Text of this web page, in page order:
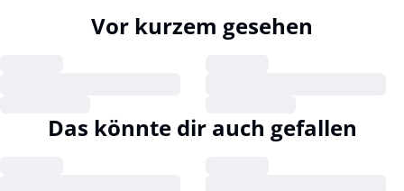
Vor kurzem gesehen
Das könnte dir auch gefallen